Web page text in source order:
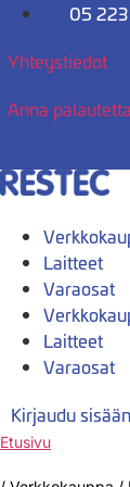
Mene
05
Yhteystiedot
Anna palautetta
Laitteet
Varaosat
Laitteet
Varaosat
Kirjaudu sisään
Etusivu